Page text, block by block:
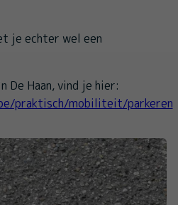
je echter wel een
De Haan, vind je hier:
praktisch/mobiliteit/parkeren